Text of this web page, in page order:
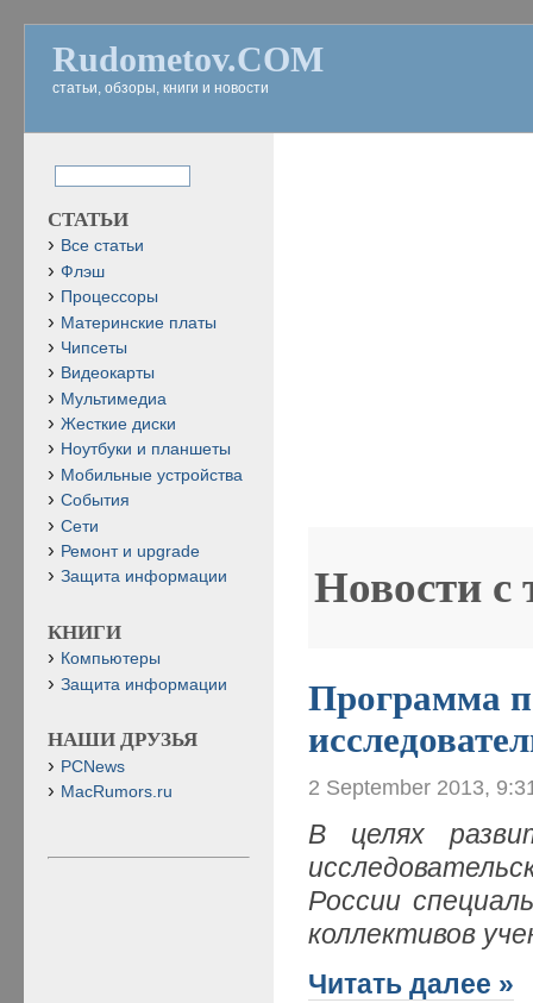
Rudometov.COM
статьи, обзоры, книги и новости
Новости с
Программа
2 September 2013,
В целях
России
коллективов
Читать далее »
СТАТЬИ
Все статьи
Флэш
Процессоры
Материнские платы
Чипсеты
Видеокарты
Мультимедиа
Жесткие диски
Ноутбуки и планшеты
Мобильные устройства
События
Сети
Ремонт и upgrade
Защита информации
КНИГИ
Компьютеры
Защита информации
НАШИ ДРУЗЬЯ
PCNews
MacRumors.ru